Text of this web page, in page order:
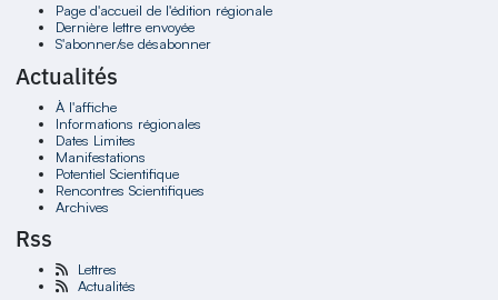
Page d'accueil de l'édition régionale
Dernière lettre envoyée
S'abonner/se désabonner
Actualités
À l'affiche
Informations régionales
Dates Limites
Manifestations
Potentiel Scientifique
Rencontres Scientifiques
Archives
Rss
Lettres
Actualités